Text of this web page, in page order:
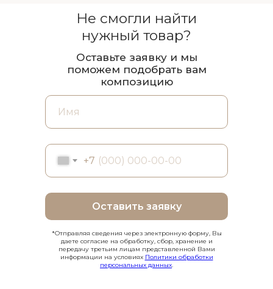
+7
Оставить заявку
Не смогли найти
нужный товар?
Оставьте заявку и мы
поможем подобрать вам
композицию
*Отправляя сведения через электронную форму, Вы
даете согласие на обработку, сбор, хранение и
передачу третьим лицам представленной Вами
информации на условиях Политики обработки
персональных данных.